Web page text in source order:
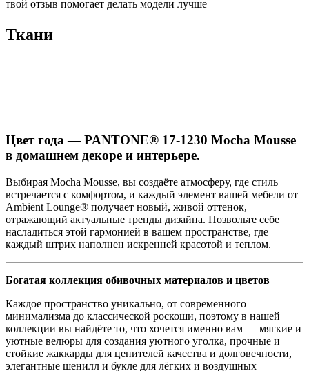
твой отзыв помогает делать модели лучше
Ткани
Цвет года — PANTONE® 17-1230 Mocha Mousse
в домашнем декоре и интерьере.
Выбирая Mocha Mousse, вы создаёте атмосферу, где стиль
встречается с комфортом, и каждый элемент вашей мебели от
Ambient Lounge® получает новый, живой оттенок,
отражающий актуальные тренды дизайна. Позвольте себе
насладиться этой гармонией в вашем пространстве, где
каждый штрих наполнен искренней красотой и теплом.
Богатая коллекция обивочных материалов и цветов
Каждое пространство уникально, от современного
минимализма до классической роскоши, поэтому в нашей
коллекции вы найдёте то, что хочется именно вам — мягкие и
уютные велюры для создания уютного уголка, прочные и
стойкие жаккарды для ценителей качества и долговечности,
элегантные шенилл и букле для лёгких и воздушных